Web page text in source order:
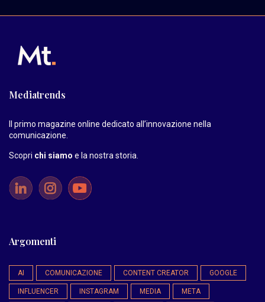
Mediatrends
Il primo magazine online dedicato all’innovazione nella
comunicazione.
Scopri chi siamo e la nostra storia.
Argomenti
AI COMUNICAZIONE CONTENT CREATOR GOOGLE
INFLUENCER INSTAGRAM MEDIA META